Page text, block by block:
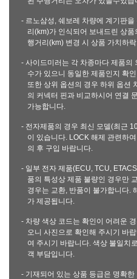
- 르노삼성, 쉐보레 차량에 계기판
리(km)가 인식되어 보내드린 상
행거리(km) 변경 시 상품 가치하
- 사이드미러는 각 차종마다 제품의
수가 있으니 동일한 제품인지 확
또한 상위 옵션의 경우 하위 옵션
의 커넥터 핀과 비교하시어 연결
가능합니다.
- 전자제품의 경우 최신 모델(최근
이 있습니다. LOCK 해제 관련하
의 후 구입 바랍니다.
- 일부 전자 제품(ECU, TCU,
품의 특성상 제품 불량인 경우만
경우는 교환, 반품이 불가합니다.
가 제공됩니다.
- 차량 색상 코드는 확인이 어려운
오니 사진으로 확인해 주시기 바
여 주시기 바랍니다. 색상 불일치
객 부담입니다.
- 기재되어 있는 상품 등급은 명확